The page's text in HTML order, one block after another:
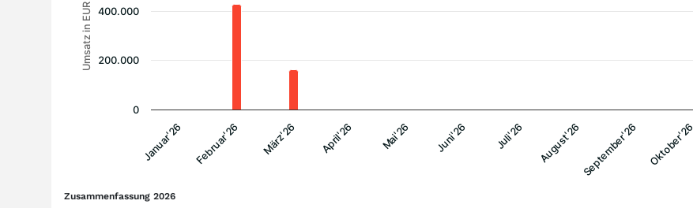
Umsatz in EUR
Januar'26 Februar'26 März'26 April'26 Mai'26 Juni'26 Juli'26 August'26 September'26 Oktober'26
0
200.000
400.000
Zusammenfassung 2026